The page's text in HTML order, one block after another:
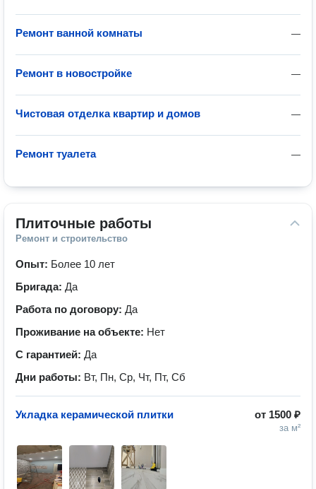
—
Ремонт ванной комнаты
—
Ремонт в новостройке
—
Чистовая отделка квартир и домов
—
Ремонт туалета
Плиточные работы
Ремонт и строительство
Опыт: Более 10 лет
Бригада: Да
Работа по договору: Да
Проживание на объекте: Нет
С гарантией: Да
Дни работы: Вт, Пн, Ср, Чт, Пт, Сб
от 1500 ₽
за м²
Укладка керамической плитки